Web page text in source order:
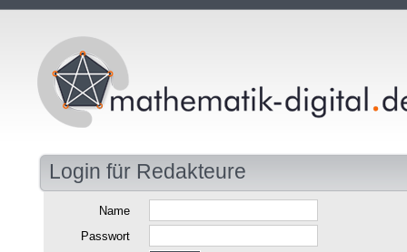
Login für Redakteure
Name
Passwort